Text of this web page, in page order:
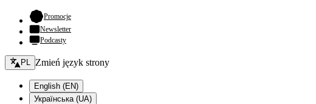
Promocje- otwiera się w nowej karcie
Newsletter
Podcasty
Zmień język - bieżący:
PL Zmień język strony
English (EN)
Українська (UA)